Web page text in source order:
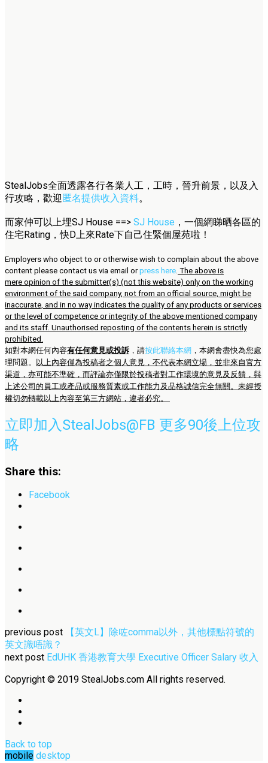
StealJobs全面透露各行各業人工，工時，晉升前景，以及入
行攻略，歡迎匿名提供收入資料。
而家仲可以上埋SJ House ==> SJ House ，一個網睇晒各區的
住宅Rating，快D上來Rate下自己住緊個屋苑啦！
Employers who object to or otherwise wish to complain about the above
content please contact us via email orpress here The above is
mere opinion of the submitter(s) (not this website) only on the working
environment of the said company, not from an official source, might be
inaccurate, and in no way indicates the quality of any products or services
or the level of competence or integrity of the above mentioned company
and its staff. Unauthorised reposting of the contents herein is strictly
prohibited.
如對本網任何內容有任何意見或投訴 ，請按此聯絡本網 ，本網會盡快為您處
理問題。
以上內容僅為投稿者之個人意見，不代表本網立場，並非來自官方
渠道，亦可能不準確，而評論亦僅限於投稿者對工作環境的意見及反饋，與
上述公司的員工或產品或服務質素或工作能力及品格誠信完全無關。未經授
權切勿轉載以上內容至第三方網站，違者必究。
立即加入StealJobs@FB 更多90後上位攻
略
Share this:
Facebook
previous post
【英文L】除咗comma以外，其他標點符號的
英文識唔識？
next post EdUHK 香港教育大學 Executive Officer Salary 收入
Copyright © 2019 StealJobs.com All rights reserved.
Back to top
mobile desktop